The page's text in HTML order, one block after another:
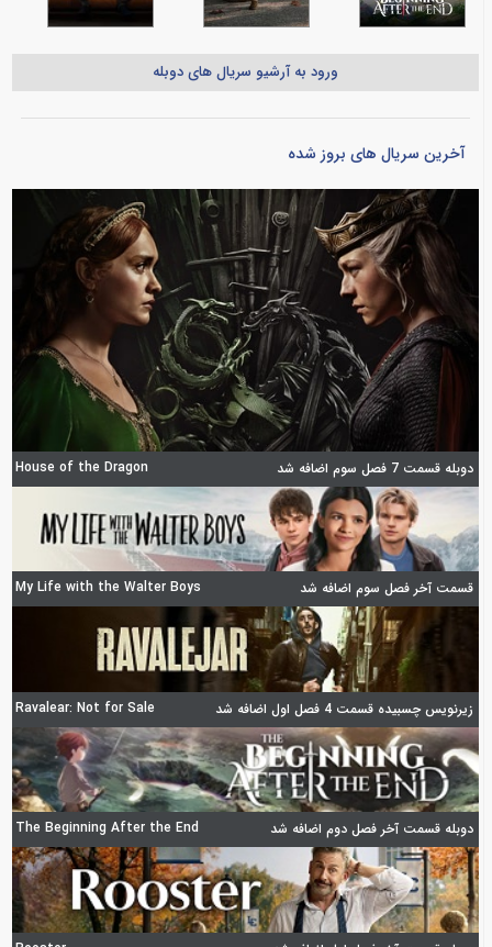
ورود به آرشیو سریال های دوبله
آخرین سریال های بروز شده
دوبله قسمت 7 فصل سوم اضافه شد House of the Dragon
قسمت آخر فصل سوم اضافه شد My Life with the Walter Boys
زیرنویس چسبیده قسمت 4 فصل اول اضافه شد Ravalear: Not for Sale
دوبله قسمت آخر فصل دوم اضافه شد The Beginning After the End